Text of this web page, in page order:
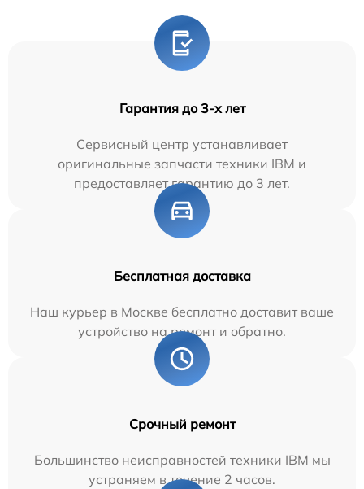
Гарантия до 3-х лет
Сервисный центр устанавливает
оригинальные запчасти техники IBM и
предоставляет гарантию до 3 лет.
Бесплатная доставка
Наш курьер в Москве бесплатно доставит ваше
устройство на ремонт и обратно.
Срочный ремонт
Большинство неисправностей техники IBM мы
устраняем в течение 2 часов.